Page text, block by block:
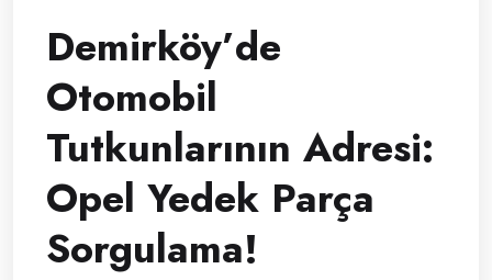
Demirköy’de
Otomobil
Tutkunlarının Adresi:
Opel Yedek Parça
Sorgulama!